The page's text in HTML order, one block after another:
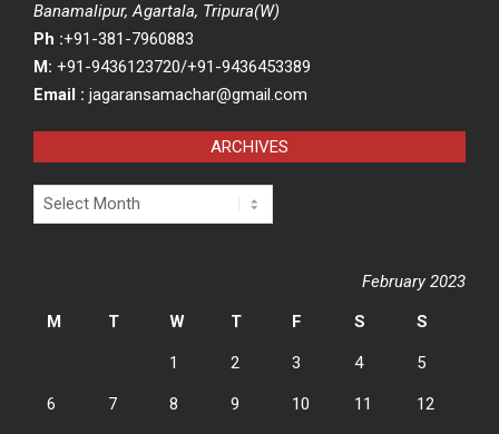
Banamalipur, Agartala, Tripura(W)
Ph :+91-381-7960883
M: +91-9436123720/+91-9436453389
Email : jagaransamachar@gmail.com
ARCHIVES
Archives
February 2023
M
T W T F S S
1 2 3 4 5
6 7 8 9 10 11 12